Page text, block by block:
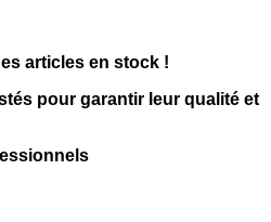
articles en stock !
pour garantir leur qualité et